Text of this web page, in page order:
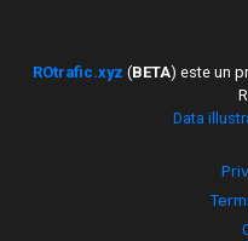
, care
frecvent peste
Raportuldegardă.ro
datele analizate).
care rămâne sub
Raportuldegardă.ro
ROtrafic.xyz (BETA) este un
Data